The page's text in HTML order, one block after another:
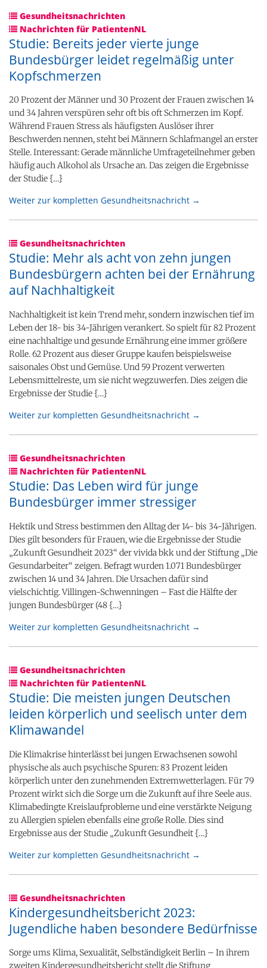
Gesundheitsnachrichten
Nachrichten für PatientenNL
Studie: Bereits jeder vierte junge
Bundesbürger leidet regelmäßig unter
Kopfschmerzen
20 Prozent der Männer und 30 Prozent der Frauen zwischen 14
und 34 Jahren verspüren sehr oft bis oft Schmerzen im Kopf.
Während Frauen Stress als häufigsten Auslöser ihrer
Beschwerden nennen, steht bei Männern Schlafmangel an erster
Stelle. Interessant: Gerade männliche Umfrageteilnehmer geben
häufig auch Alkohol als Ursache an. Das zeigen die Ergebnisse
der Studie {…}
Weiter zur kompletten Gesundheitsnachricht →
Gesundheitsnachrichten
Studie: Mehr als acht von zehn jungen
Bundesbürgern achten bei der Ernährung
auf Nachhaltigkeit
Nachhaltigkeit ist kein Trend mehr, sondern inzwischen tief im
Leben der 18- bis 34-Jährigen verankert. So spielt für 82 Prozent
eine nachhaltige und gesunde Ernährung eine immer größere
Rolle. 62 Prozent aus dieser Gruppe kaufen beispielsweise
saisonales Obst und Gemüse. Und 59 Prozent verwerten
Lebensmittelreste, um sie nicht wegzuwerfen. Dies zeigen die
Ergebnisse der Studie {…}
Weiter zur kompletten Gesundheitsnachricht →
Gesundheitsnachrichten
Nachrichten für PatientenNL
Studie: Das Leben wird für junge
Bundesbürger immer stressiger
Hektik und Stress bestimmen den Alltag der 14- bis 34-Jährigen.
Dies gilt besonders für Frauen, wie die Ergebnisse der Studie
„Zukunft Gesundheit 2023“ der vivida bkk und der Stiftung „Die
Gesundarbeiter“ zeigen. Befragt wurden 1.071 Bundesbürger
zwischen 14 und 34 Jahren. Die Ursachen dafür sind
vielschichtig. Villingen-Schwenningen – Fast die Hälfte der
jungen Bundesbürger (48 {…}
Weiter zur kompletten Gesundheitsnachricht →
Gesundheitsnachrichten
Nachrichten für PatientenNL
Studie: Die meisten jungen Deutschen
leiden körperlich und seelisch unter dem
Klimawandel
Die Klimakrise hinterlässt bei jungen Erwachsenen sowohl
physische als auch psychische Spuren: 83 Prozent leiden
körperlich unter den zunehmenden Extremwetterlagen. Für 79
Prozent wirkt sich die Sorge um die Zukunft auf ihre Seele aus.
Klimabedingte Kreislaufprobleme und eine verstärkte Neigung
zu Allergien spielen ebenfalls eine große Rolle. Dies sind
Ergebnisse aus der Studie „Zukunft Gesundheit {…}
Weiter zur kompletten Gesundheitsnachricht →
Gesundheitsnachrichten
Kindergesundheitsbericht 2023:
Jugendliche haben besondere Bedürfnisse
Sorge ums Klima, Sexualität, Selbständigkeit Berlin – In ihrem
zweiten Kindergesundheitsbericht stellt die Stiftung